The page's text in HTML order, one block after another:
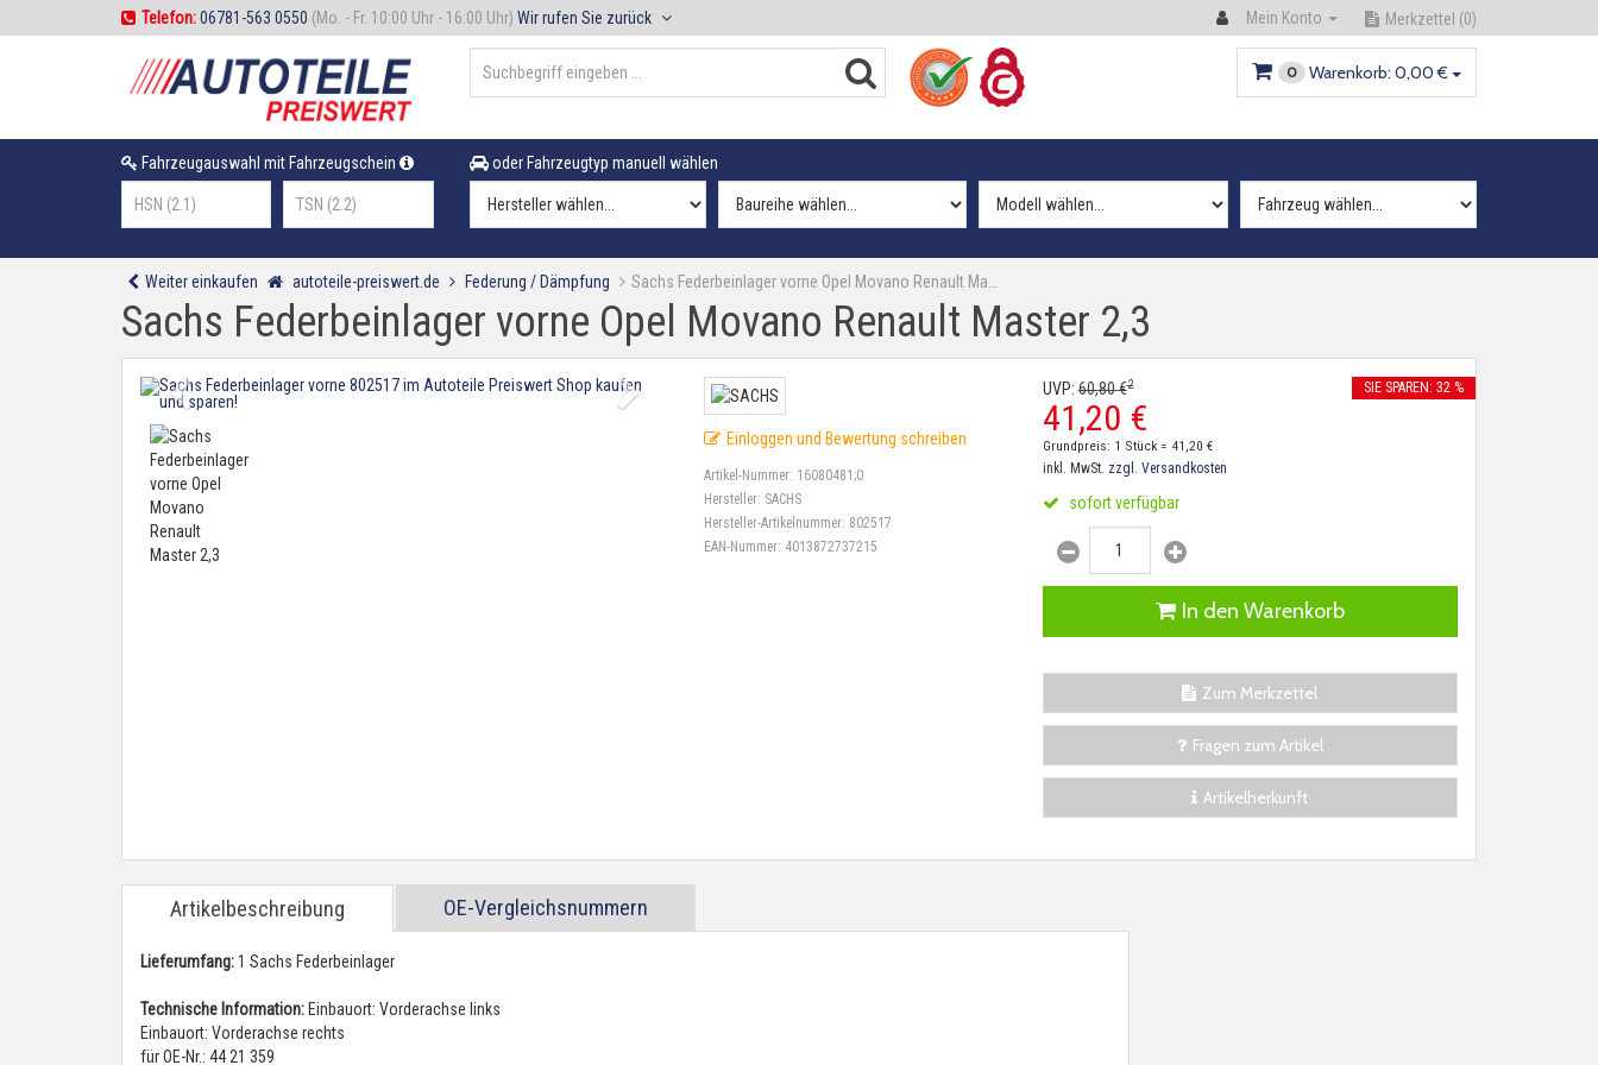
Telefon:06781-563 0550 (Mo. - Fr. 10:00 Uhr - 16:00 Uhr) Wir rufen Sie zurück Mein Konto Merkzettel (0)
0 Warenkorb: 0,00 €
Fahrzeugauswahl mit Fahrzeugschein oder Fahrzeugtyp manuell wählen
Weiter einkaufen autoteile-preiswert.de Federung / Dämpfung Sachs Federbeinlager vorne Opel Movano Renault Ma…
Sachs Federbeinlager vorne Opel Movano Renault Master 2,3
Einloggen und Bewertung schreiben
Artikel-Nummer: 16080481;0
Hersteller: SACHS
Hersteller-Artikelnummer: 802517
EAN-Nummer: 4013872737215
UVP:60,80€2
41,20 €
SIE SPAREN: 32 %
Grundpreis: 1 Stück = 41,20 €
inkl. MwSt. zzgl. Versandkosten
sofort verfügbar
In den Warenkorb
Zum Merkzettel
Fragen zum Artikel
Artikelherkunft
Artikelbeschreibung OE-Vergleichsnummern
Lieferumfang:1 Sachs Federbeinlager
Technische Information: Einbauort: Vorderachse links
Einbauort: Vorderachse rechts
für OE-Nr.: 44 21 359